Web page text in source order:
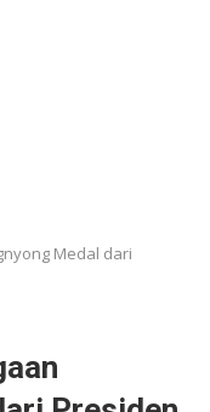
Medal dari